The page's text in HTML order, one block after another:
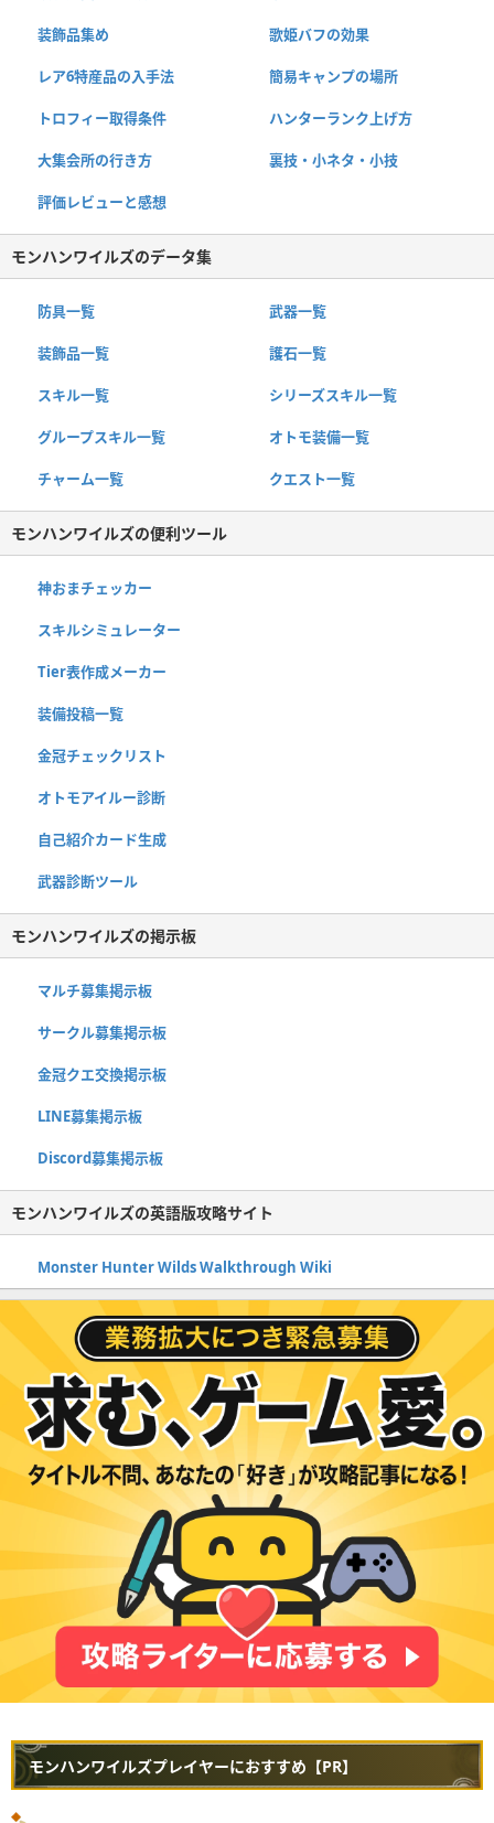
装飾品集め 歌姫バフの効果
レア6特産品の入手法 簡易キャンプの場所
トロフィー取得条件 ハンターランク上げ方
大集会所の行き方 裏技・小ネタ・小技
評価レビューと感想
モンハンワイルズのデータ集
防具一覧 武器一覧
装飾品一覧 護石一覧
スキル一覧 シリーズスキル一覧
グループスキル一覧 オトモ装備一覧
チャーム一覧 クエスト一覧
モンハンワイルズの便利ツール
神おまチェッカー
スキルシミュレーター
Tier表作成メーカー
装備投稿一覧
金冠チェックリスト
オトモアイルー診断
自己紹介カード生成
武器診断ツール
モンハンワイルズの掲示板
マルチ募集掲示板
サークル募集掲示板
金冠クエ交換掲示板
LINE募集掲示板
Discord募集掲示板
モンハンワイルズの英語版攻略サイト
Monster Hunter Wilds Walkthrough Wiki
モンハンワイルズプレイヤーにおすすめ【PR】